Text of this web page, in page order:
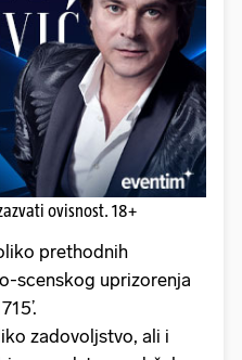
ovisnost. 18+
prethodnih
scenskog uprizorenja
zadovoljstvo, ali i